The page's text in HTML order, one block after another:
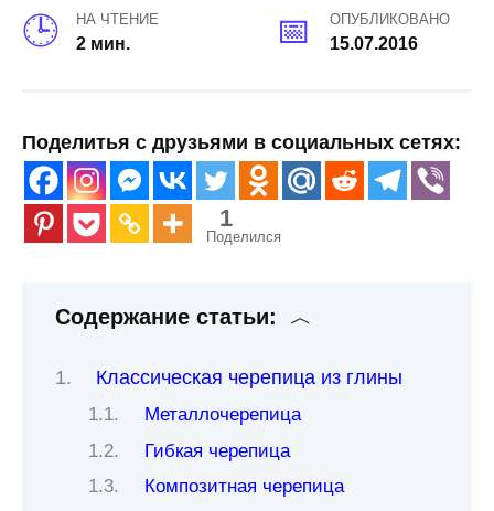
НА ЧТЕНИЕ
2 мин.
ОПУБЛИКОВАНО
15.07.2016
Поделитья с друзьями в социальных сетях:
1
Поделился
Содержание статьи:
Классическая черепица из глины
Металлочерепица
Гибкая черепица
Композитная черепица